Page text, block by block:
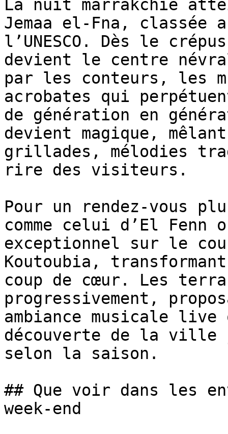
La nuit marrakchie
Jemaa el-Fna, classée
l’UNESCO. Dès le
devient le centre
par les conteurs, les
acrobates qui
de génération en
devient magique,
grillades, mélodies
rire des visiteurs.
Pour un rendez-vous
comme celui d’El
exceptionnel sur le
Koutoubia,
coup de cœur. Les
progressivement,
ambiance musicale live
découverte de la ville
selon la saison.
## Que voir dans les
week-end